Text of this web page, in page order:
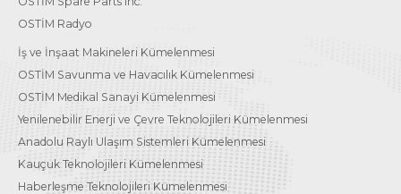
OSTİM Radyo
İş ve İnşaat Makineleri Kümelenmesi
OSTİM Savunma ve Havacılık Kümelenmesi
OSTİM Medikal Sanayi Kümelenmesi
Yenilenebilir Enerji ve Çevre Teknolojileri Kümelenmesi
Anadolu Raylı Ulaşım Sistemleri Kümelenmesi
Kauçuk Teknolojileri Kümelenmesi
Haberleşme Teknolojileri Kümelenmesi